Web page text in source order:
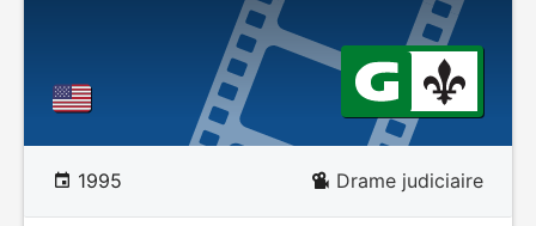
1995 Drame judiciaire